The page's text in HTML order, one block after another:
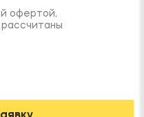
офертой,
рассчитаны